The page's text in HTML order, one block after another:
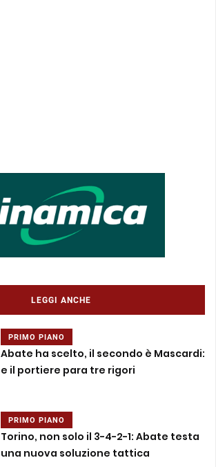
LEGGI ANCHE
PRIMO PIANO
Abate ha scelto, il secondo è Mascardi:
e il portiere para tre rigori
PRIMO PIANO
Torino, non solo il 3-4-2-1: Abate testa
una nuova soluzione tattica